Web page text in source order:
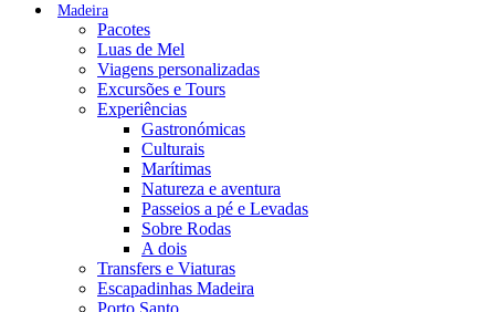
Madeira
Pacotes
Luas de Mel
Viagens personalizadas
Excursões e Tours
Experiências
Gastronómicas
Culturais
Marítimas
Natureza e aventura
Passeios a pé e Levadas
Sobre Rodas
A dois
Transfers e Viaturas
Escapadinhas Madeira
Porto Santo